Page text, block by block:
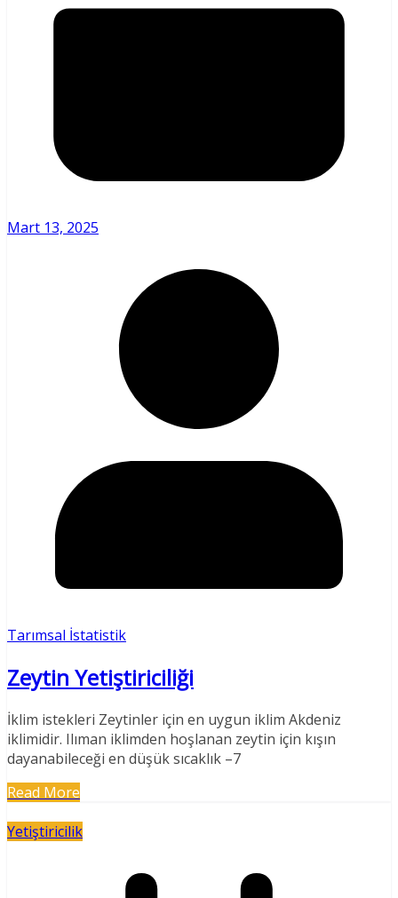
Mart 13, 2025
Tarımsal İstatistik
Zeytin Yetiştiriciliği
İklim istekleri Zeytinler için en uygun iklim Akdeniz
iklimidir. Ilıman iklimden hoşlanan zeytin için kışın
dayanabileceği en düşük sıcaklık –7
Read More
Yetiştiricilik